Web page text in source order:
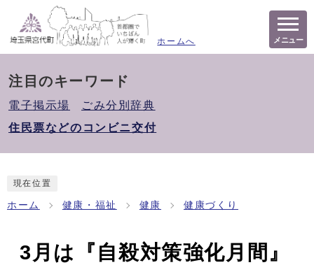
ホームへ メニュー
注目のキーワード
電子掲示場
ごみ分別辞典
住民票などのコンビニ交付
現在位置
ホーム 健康・福祉 健康 健康づくり
3月は『自殺対策強化月間』